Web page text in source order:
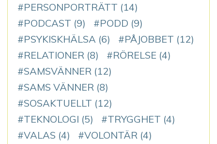
PERSONPORTRÄTT (14)
PODCAST (9) PODD (9)
PSYKISKHÄLSA (6) PÅJOBBET (12)
RELATIONER (8) RÖRELSE (4)
SAMSVÄNNER (12)
SAMS VÄNNER (8)
SOSAKTUELLT (12)
TEKNOLOGI (5) TRYGGHET (4)
VALAS (4) VOLONTÄR (4)